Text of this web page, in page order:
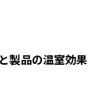
製品の温室効果